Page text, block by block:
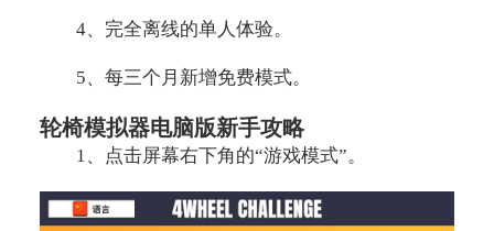
4、完全离线的单人体验。
5、每三个月新增免费模式。
轮椅模拟器电脑版新手攻略
1、点击屏幕右下角的“游戏模式”。